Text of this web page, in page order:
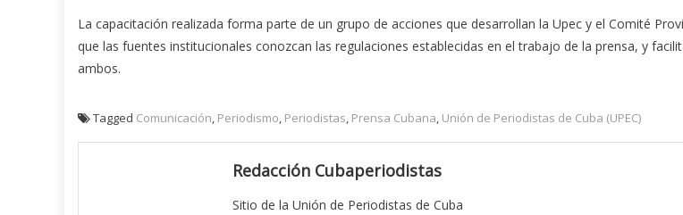
La capacitación realizada forma parte de un grupo de acciones que desarrollan la Upec y el Comité
que las fuentes institucionales conozcan las regulaciones establecidas en el trabajo de la prensa, y
ambos.
Tagged Comunicación, Periodismo, Periodistas, Prensa Cubana, Unión de Periodistas de Cuba (UPEC)
Redacción Cubaperiodistas
Sitio de la Unión de Periodistas de Cuba